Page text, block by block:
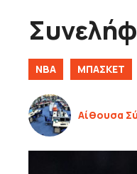
NBA ΜΠΑΣΚΕΤ
Αίθουσα